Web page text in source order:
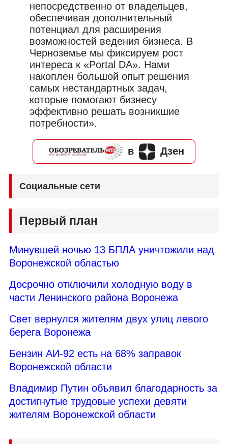
непосредственно от владельцев,
обеспечивая дополнительный
потенциал для расширения
возможностей ведения бизнеса. В
Черноземье мы фиксируем рост
интереса к «Portal DA». Нами
накоплен большой опыт решения
самых нестандартных задач,
которые помогают бизнесу
эффективно решать возникшие
потребности».
в Дзен
Социальные сети
Первый план
Минувшей ночью 13 БПЛА уничтожили над
Воронежской областью
Досрочно отключили холодную воду в
части Ленинского района Воронежа
Свет вернулся жителям двух улиц левого
берега Воронежа
Бензин АИ-92 есть на 68% заправок
Воронежской области
Владимир Путин объявил благодарность за
достигнутые трудовые успехи девяти
жителям Воронежской области